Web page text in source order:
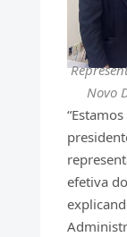
Novo
efetiva